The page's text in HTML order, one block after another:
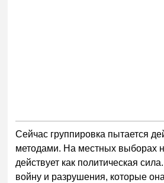
Сейчас группировка пытается
методами. На местных выборах
действует как политическая
войну и разрушения, которые